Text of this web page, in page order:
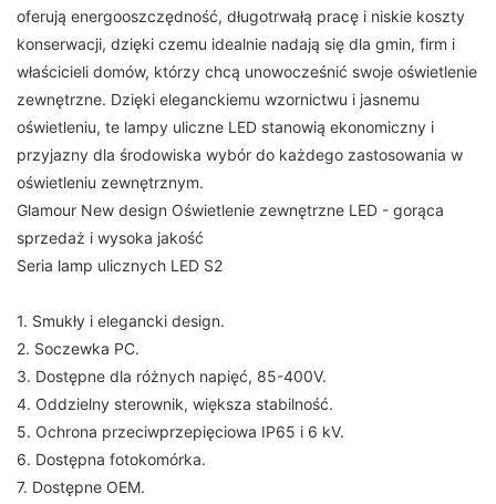
oferują energooszczędność, długotrwałą pracę i niskie koszty
konserwacji, dzięki czemu idealnie nadają się dla gmin, firm i
właścicieli domów, którzy chcą unowocześnić swoje oświetlenie
zewnętrzne. Dzięki eleganckiemu wzornictwu i jasnemu
oświetleniu, te lampy uliczne LED stanowią ekonomiczny i
przyjazny dla środowiska wybór do każdego zastosowania w
oświetleniu zewnętrznym.
Glamour New design Oświetlenie zewnętrzne LED - gorąca
sprzedaż i wysoka jakość
Seria lamp ulicznych LED S2
1. Smukły i elegancki design.
2. Soczewka PC.
3. Dostępne dla różnych napięć, 85-400V.
4. Oddzielny sterownik, większa stabilność.
5. Ochrona przeciwprzepięciowa IP65 i 6 kV.
6. Dostępna fotokomórka.
7. Dostępne OEM.